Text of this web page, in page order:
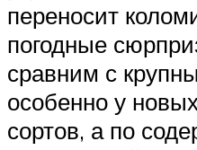
переносит
погодные
сравним с
особенно у
сортов, а по